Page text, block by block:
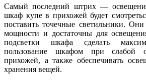
Самый последний штрих —
шкаф купе в прихожей будет
поставить точечные светильники.
мощности и достаточны для
подсветки шкафа сделать
пользование шкафом при слабой
прихожей, а также обеспечивать
хранения вещей.